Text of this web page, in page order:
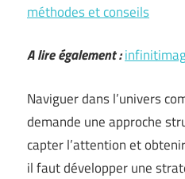
méthodes et conseils
A lire également :
Naviguer dans l’univers
demande une approche
capter l’attention et
il faut développer une